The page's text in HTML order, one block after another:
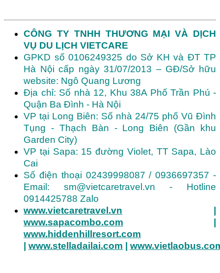
CÔNG TY TNHH THƯƠNG MẠI VÀ DỊCH
VỤ DU LỊCH VIETCARE
GPKD số 0106249325 do Sở KH và ĐT TP
Hà Nội cấp ngày 31/07/2013 – GĐ/Sở hữu
website: Ngô Quang Lương
Địa chỉ: Số nhà 12, Khu 38A Phố Trần Phú -
Quận Ba Đình - Hà Nội
VP tại Long Biên: Số nhà 24/75 phố Vũ Đình
Tụng - Thạch Bàn - Long Biên (Gần khu
Garden City)
VP tại Sapa: 15 đường Violet, TT Sapa, Lào
Cai
Số điện thoại 02439998087 / 0936697357 -
Email: sm@vietcaretravel.vn - Hotline
0914425788 Zalo
www.vietcaretravel.vn
www.sapacombo.com
www.hiddenhillresort.com
www.stelladailai.com